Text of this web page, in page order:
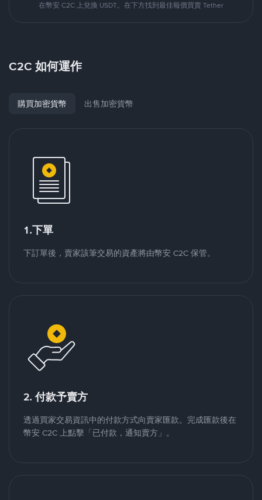
在幣安 C2C 上兌換 USDT。在下方找到最佳報價買賣 Tether
C2C 如何運作
購買加密貨幣 出售加密貨幣
1.下單
下訂單後，賣家該筆交易的資產將由幣安 C2C 保管。
2. 付款予賣方
透過買家交易資訊中的付款方式向賣家匯款。完成匯款後在
幣安 C2C 上點擊「已付款，通知賣方」。